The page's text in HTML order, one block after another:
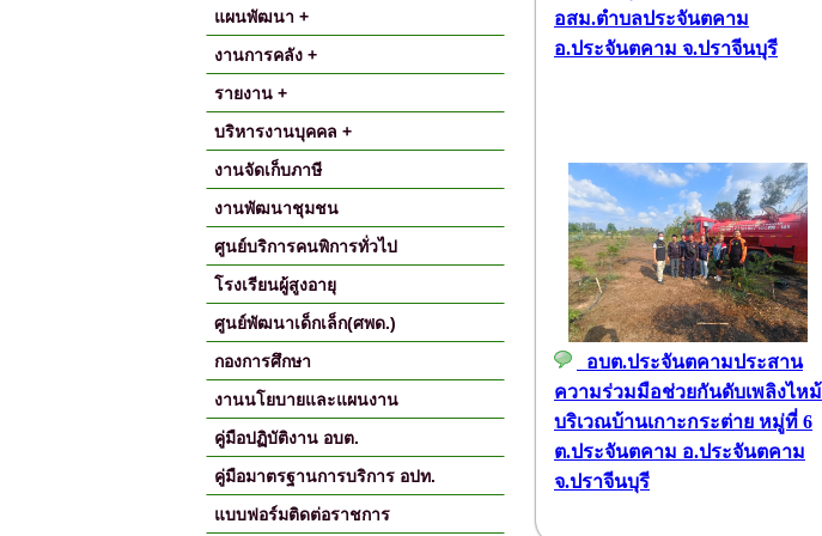
แผนพัฒนา +
งานการคลัง +
รายงาน +
บริหารงานบุคคล +
งานจัดเก็บภาษี
งานพัฒนาชุมชน
ศูนย์บริการคนพิการทั่วไป
โรงเรียนผู้สูงอายุ
ศูนย์พัฒนาเด็กเล็ก(ศพด.)
กองการศึกษา
งานนโยบายและแผนงาน
คู่มือปฏิบัติงาน อบต.
คู่มือมาตรฐานการบริการ อปท.
แบบฟอร์มติดต่อราชการ
อสม.ตำบลประจันตคาม
อ.ประจันตคาม จ.ปราจีนบุรี
อบต.ประจันตคามประสาน
ความร่วมมือช่วยกันดับเพลิงไหม้
บริเวณบ้านเกาะกระต่าย หมู่ที่ 6
ต.ประจันตคาม อ.ประจันตคาม
จ.ปราจีนบุรี